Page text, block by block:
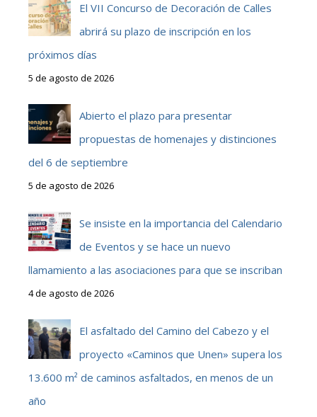
El VII Concurso de Decoración de Calles
abrirá su plazo de inscripción en los
próximos días
5 de agosto de 2026
Abierto el plazo para presentar
propuestas de homenajes y distinciones
del 6 de septiembre
5 de agosto de 2026
Se insiste en la importancia del Calendario
de Eventos y se hace un nuevo
llamamiento a las asociaciones para que se inscriban
4 de agosto de 2026
El asfaltado del Camino del Cabezo y el
proyecto «Caminos que Unen» supera los
13.600 m² de caminos asfaltados, en menos de un
año